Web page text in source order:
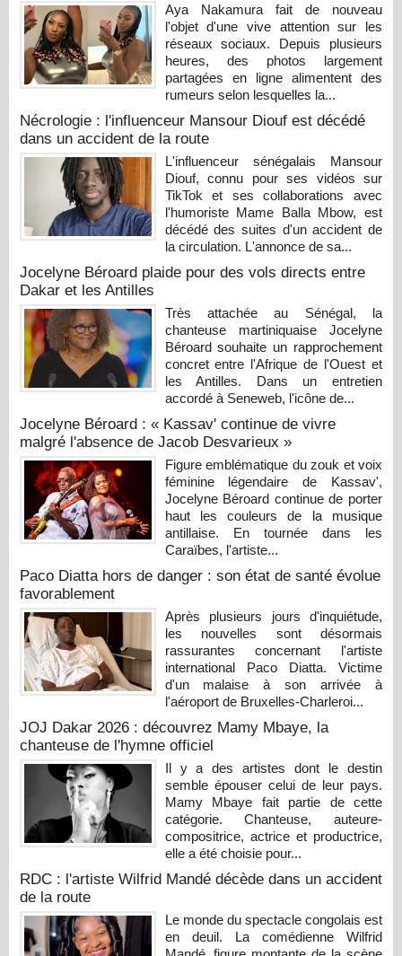
Aya Nakamura fait de nouveau
l'objet d'une vive attention sur les
réseaux sociaux. Depuis plusieurs
heures, des photos largement
partagées en ligne alimentent des
rumeurs selon lesquelles la...
Nécrologie : l'influenceur Mansour Diouf est décédé
dans un accident de la route
L'influenceur sénégalais Mansour
Diouf, connu pour ses vidéos sur
TikTok et ses collaborations avec
l'humoriste Mame Balla Mbow, est
décédé des suites d'un accident de
la circulation. L'annonce de sa...
Jocelyne Béroard plaide pour des vols directs entre
Dakar et les Antilles
Très attachée au Sénégal, la
chanteuse martiniquaise Jocelyne
Béroard souhaite un rapprochement
concret entre l'Afrique de l'Ouest et
les Antilles. Dans un entretien
accordé à Seneweb, l'icône de...
Jocelyne Béroard : « Kassav' continue de vivre
malgré l'absence de Jacob Desvarieux »
Figure emblématique du zouk et voix
féminine légendaire de Kassav',
Jocelyne Béroard continue de porter
haut les couleurs de la musique
antillaise. En tournée dans les
Caraïbes, l'artiste...
Paco Diatta hors de danger : son état de santé évolue
favorablement
Après plusieurs jours d'inquiétude,
les nouvelles sont désormais
rassurantes concernant l'artiste
international Paco Diatta. Victime
d'un malaise à son arrivée à
l'aéroport de Bruxelles-Charleroi...
JOJ Dakar 2026 : découvrez Mamy Mbaye, la
chanteuse de l'hymne officiel
Il y a des artistes dont le destin
semble épouser celui de leur pays.
Mamy Mbaye fait partie de cette
catégorie. Chanteuse, auteure-
compositrice, actrice et productrice,
elle a été choisie pour...
RDC : l'artiste Wilfrid Mandé décède dans un accident
de la route
Le monde du spectacle congolais est
en deuil. La comédienne Wilfrid